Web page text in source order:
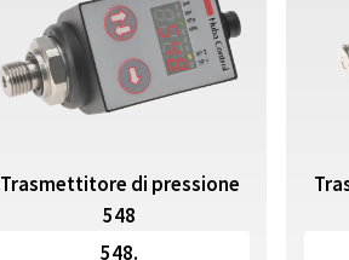
Trasmettitore di pressione
548
548.